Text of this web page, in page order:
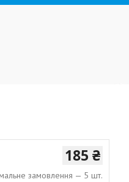
185 ₴
замовлення — 5 шт.